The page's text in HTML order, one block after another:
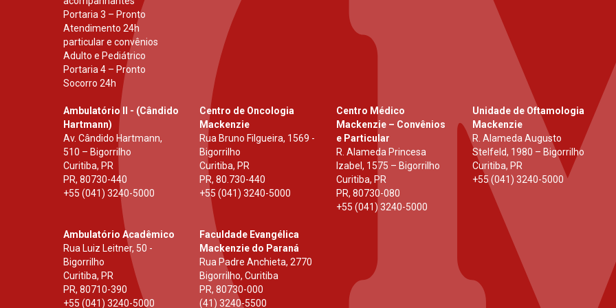
Portaria 3 – Pronto
Atendimento 24h
particular e convênios
Adulto e Pediátrico
Portaria 4 – Pronto
Socorro 24h
Ambulatório II - (Cândido
Hartmann)
Av. Cândido Hartmann,
510 – Bigorrilho
Curitiba, PR
PR, 80730-440
+55 (041) 3240-5000
Centro de Oncologia
Mackenzie
Rua Bruno Filgueira, 1569 -
Bigorrilho
Curitiba, PR
PR,80.730-440
+55 (041) 3240-5000
Centro Médico
Mackenzie – Convênios
e Particular
R. Alameda Princesa
Izabel, 1575 – Bigorrilho
Curitiba, PR
PR, 80730-080
+55 (041) 3240-5000
Unidade de Oftamologia
Mackenzie
R. Alameda Augusto
Stelfeld, 1980 – Bigorrilho
Curitiba, PR
+55 (041) 3240-5000
Ambulatório Acadêmico
Rua Luiz Leitner, 50 -
Bigorrilho
Curitiba, PR
PR, 80710-390
+55 (041) 3240-5000
Faculdade Evangélica
Mackenzie do Paraná
Rua Padre Anchieta, 2770
Bigorrilho, Curitiba
PR,80730-000
(41) 3240-5500